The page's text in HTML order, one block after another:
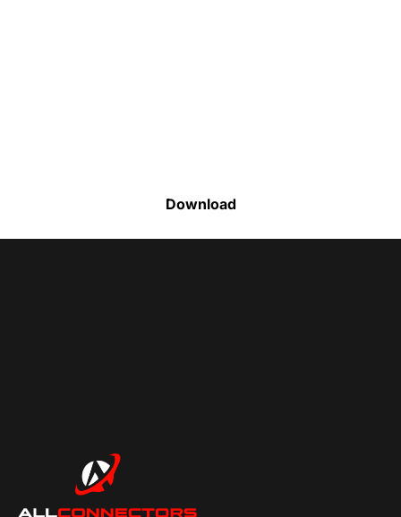
Download